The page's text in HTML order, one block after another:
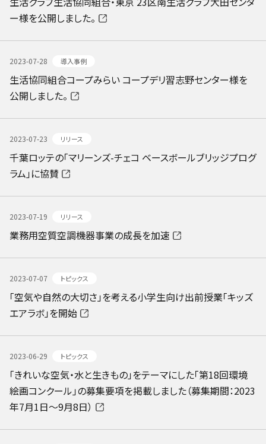
ー様を公開しました。
2023-07-28 導入事例
生活協同組合コープみらい コープデリ習志野センター様を
公開しました。
2023-07-23 リリース
千葉ロッテの「マリーンズ-チェコ ベースボールブリッジプログ
ラム」に協賛
2023-07-19 リリース
業務用空質空調機器事業の成長を加速
2023-07-07 トピックス
「空気や自然の大切さ」を考える小学生向け出前授業「キッズ
エアラボ」を開始
2023-06-29 トピックス
「きれいな空気・水と生きもの」をテーマにした「第18回環境
絵画コンクール」の募集要項を掲載しました（募集期間：2023
年7月1日～9月8日）